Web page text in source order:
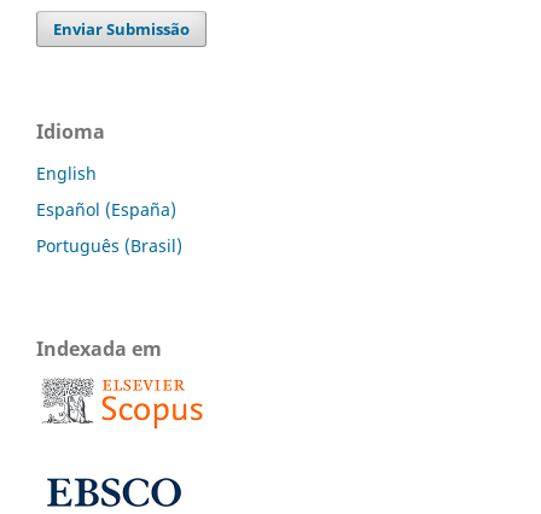
Enviar Submissão
Idioma
English
Español (España)
Português (Brasil)
Indexada em